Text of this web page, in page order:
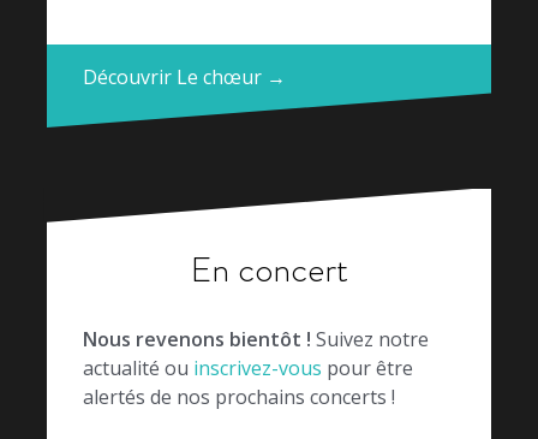
Découvrir Le chœur →
En concert
Nous revenons bientôt ! Suivez notre
actualité ou inscrivez-vous pour être
alertés de nos prochains concerts !